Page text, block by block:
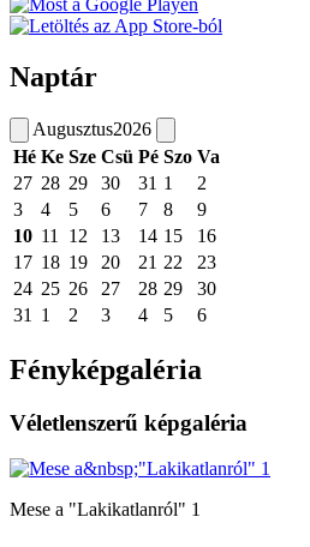
Naptár
Augusztus2026
Hé Ke Sze Csü Pé Szo Va
27 28 29 30 31 1
2
3
4 5 6 7 8
9
10 11 12 13 14 15
16
17 18 19 20 21 22
23
24 25 26 27 28 29
30
31
1 2 3 4 5 6
Fényképgaléria
Véletlenszerű képgaléria
Mese a "Lakikatlanról" 1